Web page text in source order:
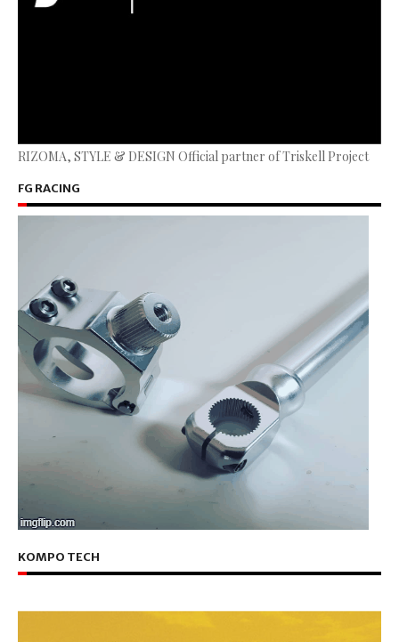
RIZOMA, STYLE & DESIGN Official partner of Triskell Project
FG RACING
KOMPO TECH